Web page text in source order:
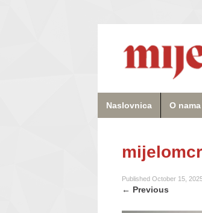
Naslovnica O nama
Published October 15,
← Previous